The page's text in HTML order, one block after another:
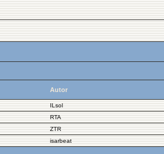
Autor
ILsol
RTA
ZTR
isarbeat